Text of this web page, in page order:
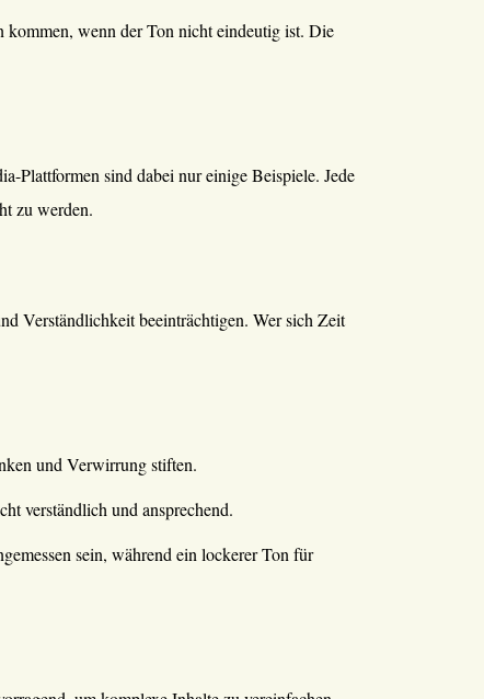
wenn der Ton nicht eindeutig ist. Die
Plattformen sind dabei nur einige Beispiele. Jede
zu werden.
Verständlichkeit beeinträchtigen. Wer sich Zeit
und Verwirrung stiften.
verständlich und ansprechend.
sein, während ein lockerer Ton für